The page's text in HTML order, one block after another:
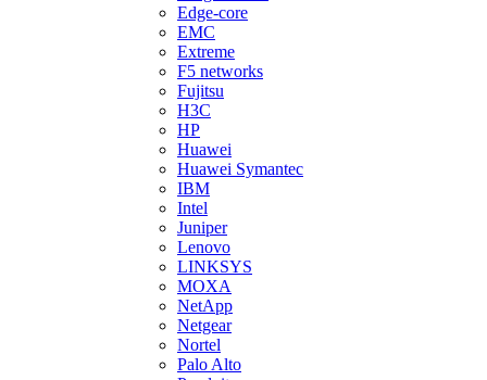
Edge-core
EMC
Extreme
F5 networks
Fujitsu
H3С
HP
Huawei
Huawei Symantec
IBM
Intel
Juniper
Lenovo
LINKSYS
MOXA
NetApp
Netgear
Nortel
Palo Alto